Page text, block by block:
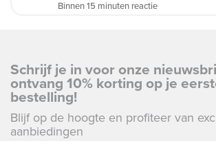
Binnen 15 minuten reactie
Schrijf je in voor onze
ontvang 10% korting op je
bestelling!
Blijf op de hoogte en profiteer van
aanbiedingen